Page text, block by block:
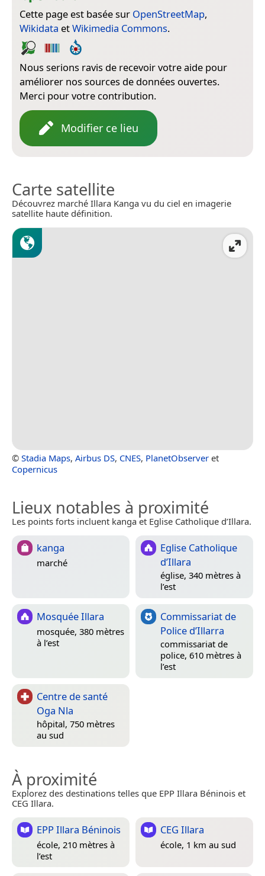
Cette page est basée sur OpenStreetMap,
Wikidata etWikimedia Commons.
Nous serions ravis de recevoir votre aide pour
améliorer nos sources de données ouvertes.
Merci pour votre contribution.
Modifier ce lieu
Carte satellite
Découvrez marché Illara Kanga vu du ciel en imagerie
satellite haute définition.
© Stadia Maps, Airbus DS, CNES, PlanetObserver et
Copernicus
Lieux notables à proximité
Les points forts incluent kanga et Eglise Catholique d’Illara.
kanga
marché
Eglise Catholique
d’Illara
église, 340 mètres à
l’est
Mosquée Illara
mosquée, 380 mètres
à l’est
Commissariat de
Police d’Illarra
commissariat de
police, 610 mètres à
l’est
Centre de santé
Oga Nla
hôpital, 750 mètres
au sud
À proximité
Explorez des destinations telles que EPP Illara Béninois et
CEG Illara.
EPP Illara Béninois
école, 210 mètres à
l’est
CEG Illara
école, 1 km au sud